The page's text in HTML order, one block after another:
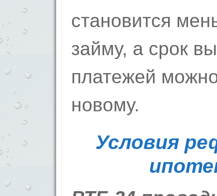
становится
займу, а срок
платежей
новому.
Условия